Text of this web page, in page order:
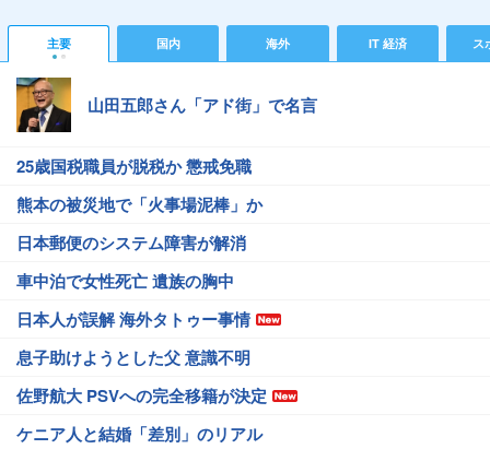
主要 国内 海外 IT 経済 ス
山田五郎さん「アド街」で名言
25歳国税職員が脱税か 懲戒免職
熊本の被災地で「火事場泥棒」か
日本郵便のシステム障害が解消
車中泊で女性死亡 遺族の胸中
日本人が誤解 海外タトゥー事情
息子助けようとした父 意識不明
佐野航大 PSVへの完全移籍が決定
ケニア人と結婚「差別」のリアル